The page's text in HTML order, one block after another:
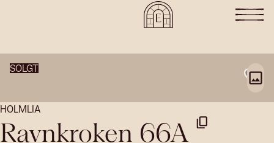
SOLGT
HOLMLIA
Ravnkroken 66A